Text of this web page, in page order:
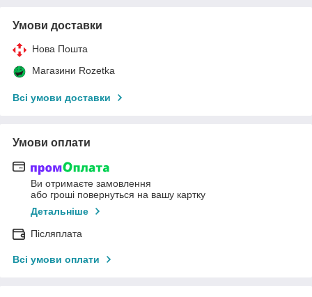
Умови доставки
Нова Пошта
Магазини Rozetka
Всі умови доставки
Умови оплати
Ви отримаєте замовлення
або гроші повернуться на вашу картку
Детальніше
Післяплата
Всі умови оплати